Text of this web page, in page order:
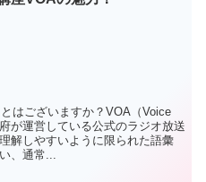
はございますか？VOA（Voice
が運営している公式のラジオ放送
解しやすいように限られた語彙
、通常...